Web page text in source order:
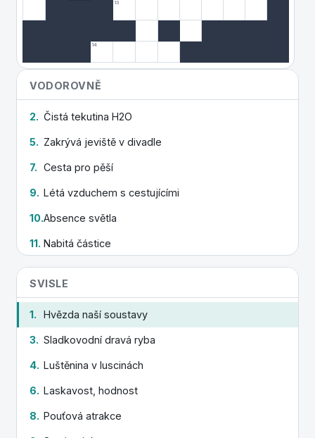
13
14
VODOROVNĚ
2. Čistá tekutina H2O
5. Zakrývá jeviště v divadle
7. Cesta pro pěší
9. Létá vzduchem s cestujícími
10.Absence světla
11. Nabitá částice
13.Dvoukolé motorové vozidlo
SVISLE
1. Hvězda naší soustavy
3. Sladkovodní dravá ryba
4. Luštěnina v luscinách
6. Laskavost, hodnost
8. Pouťová atrakce